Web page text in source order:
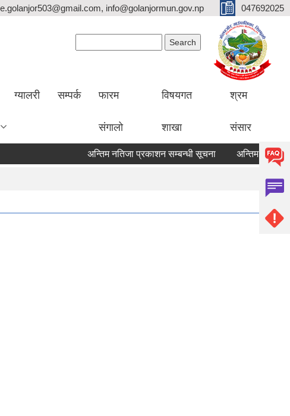
info@golanjormun.gov.np 047692025
ग्यालरी सम्पर्क फारम
संगालो
विषयगत
शाखा
श्रम
संसार
अन्तिम नतिजा प्रकाशन सम्बन्धी सूचना अन्तिम नतिजा